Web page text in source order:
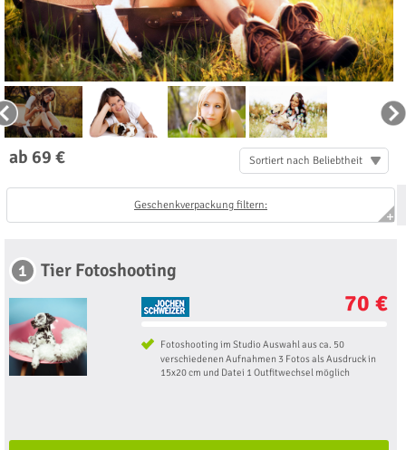
ab 69 € Sortiert nach Beliebtheit
Geschenkverpackung filtern:
1 Tier Fotoshooting
70 €
Fotoshooting im Studio Auswahl aus ca. 50
verschiedenen Aufnahmen 3 Fotos als Ausdruck in
15x20 cm und Datei 1 Outfitwechsel möglich